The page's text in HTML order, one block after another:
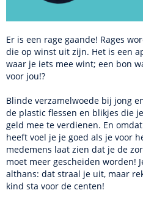
Er is een rage gaande! Rages
die op winst uit zijn. Het is een
waar je iets mee wint; een bon
voor jou!?
Blinde verzamelwoede bij jong
de plastic flessen en blikjes die
geld mee te verdienen. En
heeft voel je je goed als je voor
medemens laat zien dat je de
moet meer gescheiden worden!
althans: dat straal je uit, maar
kind sta voor de centen!